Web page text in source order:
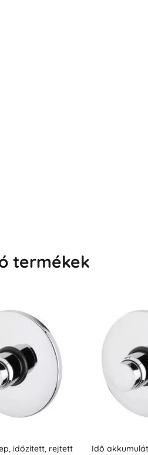
termékek
rejtett
Állványos